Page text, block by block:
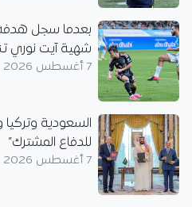
بعدما سجل
شهية آيت نوري
7 أغسطس 2026
السعودية
للدفاع المشترك”
7 أغسطس 2026